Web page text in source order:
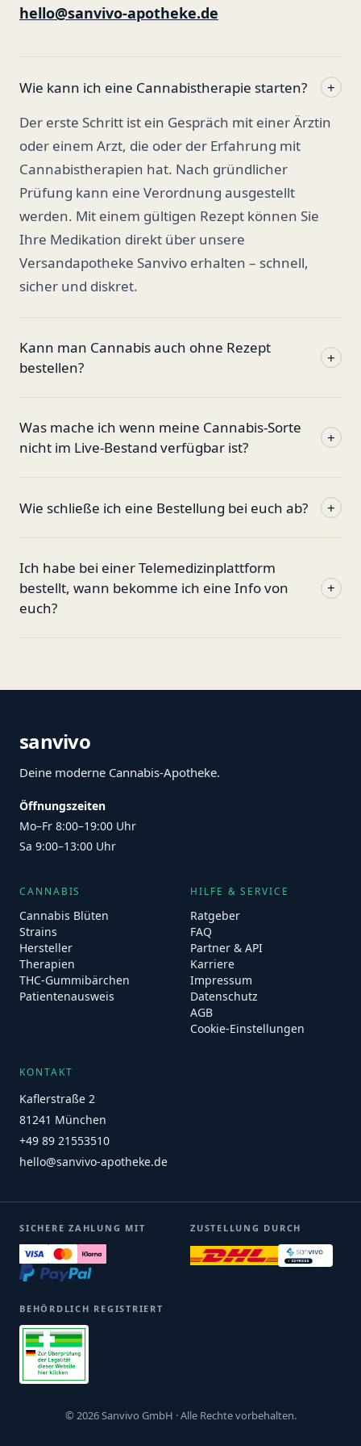
hello@sanvivo-apotheke.de
Wie kann ich eine Cannabistherapie starten?
+
Der erste Schritt ist ein Gespräch mit einer Ärztin
oder einem Arzt, die oder der Erfahrung mit
Cannabistherapien hat. Nach gründlicher
Prüfung kann eine Verordnung ausgestellt
werden. Mit einem gültigen Rezept können Sie
Ihre Medikation direkt über unsere
Versandapotheke Sanvivo erhalten – schnell,
sicher und diskret.
Kann man Cannabis auch ohne Rezept
bestellen?
+
Was mache ich wenn meine Cannabis-Sorte
nicht im Live-Bestand verfügbar ist?
+
Wie schließe ich eine Bestellung bei euch ab? +
Ich habe bei einer Telemedizinplattform
bestellt, wann bekomme ich eine Info von
euch?
+
sanvivo
Deine moderne Cannabis-Apotheke.
Öffnungszeiten
Mo–Fr 8:00–19:00 Uhr
Sa 9:00–13:00 Uhr
CANNABIS
Cannabis Blüten
Strains
Hersteller
Therapien
THC-Gummibärchen
Patientenausweis
HILFE & SERVICE
Ratgeber
FAQ
Partner & API
Karriere
Impressum
Datenschutz
AGB
Cookie-Einstellungen
KONTAKT
Kaflerstraße 2
81241 München
+49 89 21553510
hello@sanvivo-apotheke.de
SICHERE ZAHLUNG MIT ZUSTELLUNG DURCH
BEHÖRDLICH REGISTRIERT
© 2026 Sanvivo GmbH · Alle Rechte vorbehalten.